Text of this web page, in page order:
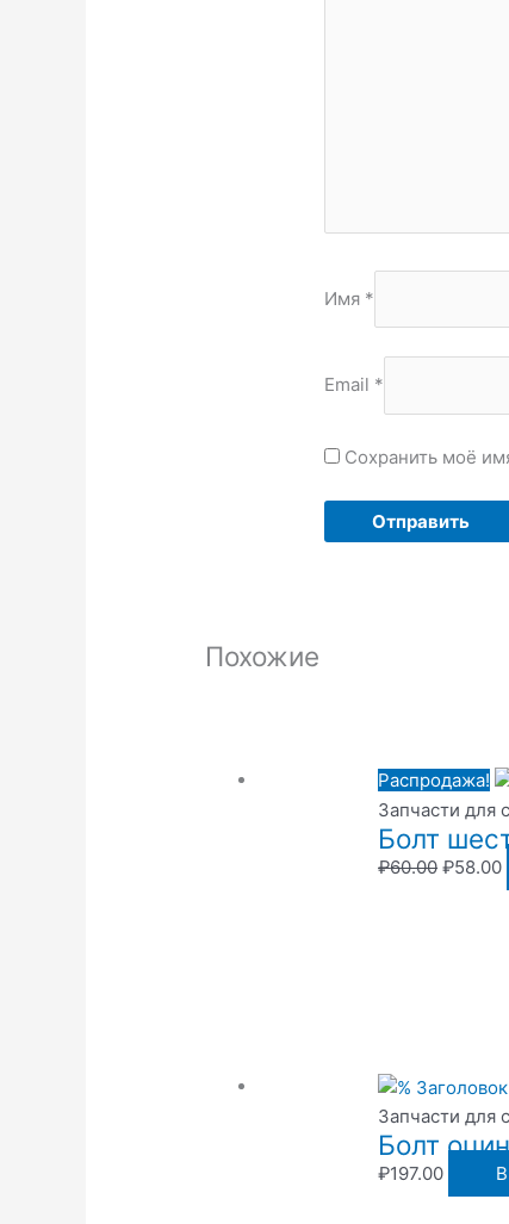
Имя *
Email *
Сохранить моё
Похожие
Распродажа!
Запчасти для
Болт
₽60.00 ₽58.00
Запчасти для
Болт
₽197.00